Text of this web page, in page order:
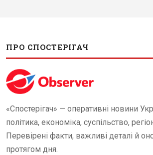
ПРО СПОСТЕРІГАЧ
«Спостерігач» — оперативні новини
політика, економіка, суспільство,
Перевірені факти, важливі деталі й
протягом дня.